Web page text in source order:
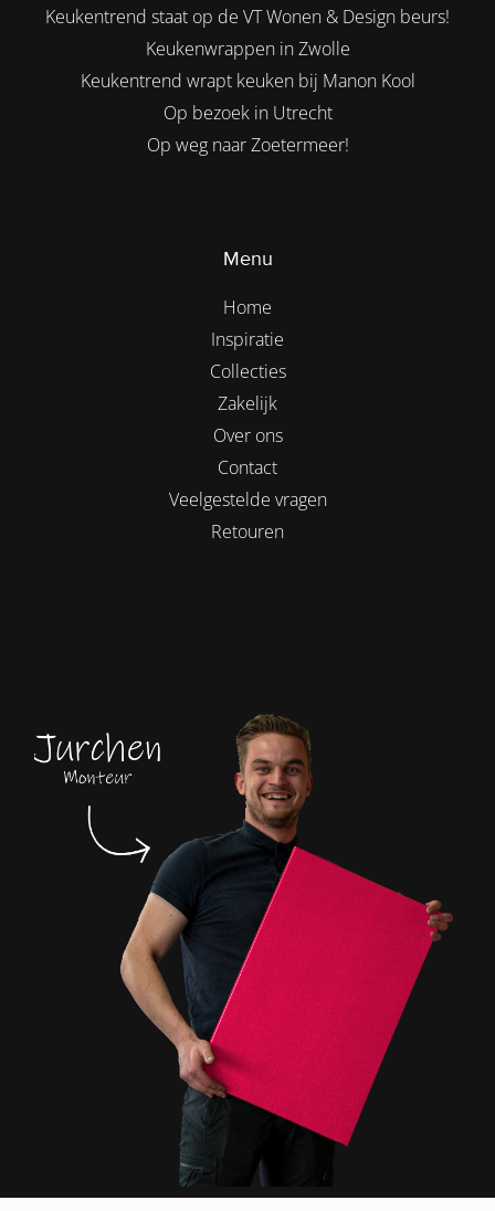
Keukentrend staat op de VT Wonen & Design beurs!
Keukenwrappen in Zwolle
Keukentrend wrapt keuken bij Manon Kool
Op bezoek in Utrecht
Op weg naar Zoetermeer!
Menu
Home
Inspiratie
Collecties
Zakelijk
Over ons
Contact
Veelgestelde vragen
Retouren